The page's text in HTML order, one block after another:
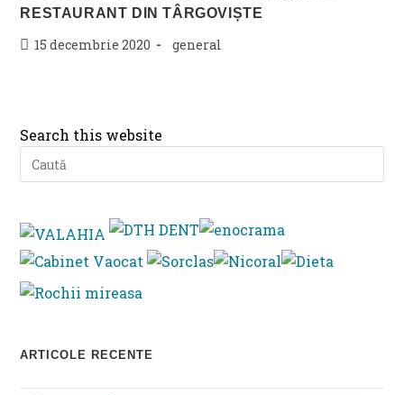
RESTAURANT DIN TÂRGOVIȘTE
Post15 decembrie 2020
Post
general
Search this website
ARTICOLE RECENTE